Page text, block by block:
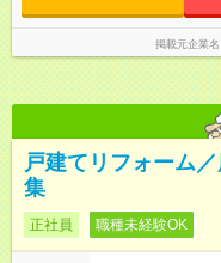
掲載元企業名
戸建てリフォーム
集
正社員 職種未経験OK